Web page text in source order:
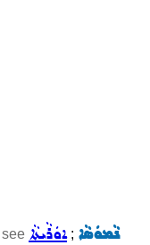
see ܐܘܿܪܵܝܬܵܐ; ܢܵܡܘܿܣܵܐ